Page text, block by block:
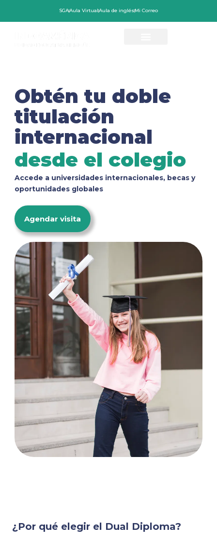
SGAAula VirtualAula de inglésMi Correo
Obtén tu doble
titulación
internacional
desde el colegio
Accede a universidades internacionales, becas y
oportunidades globales
Agendar visita
¿Por qué elegir el Dual Diploma?